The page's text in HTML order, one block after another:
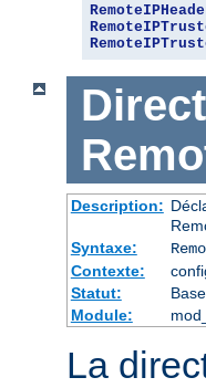
Description:
Syntaxe:
Contexte:
Statut:
Base
Module:
La